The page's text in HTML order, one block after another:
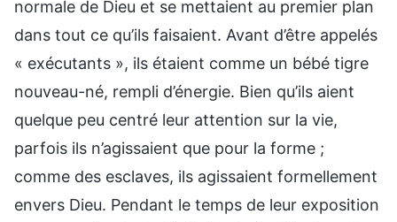
normale de Dieu et se mettaient au premier plan
dans tout ce qu’ils faisaient. Avant d’être appelés
« exécutants », ils étaient comme un bébé tigre
nouveau-né, rempli d’énergie. Bien qu’ils aient
quelque peu centré leur attention sur la vie,
parfois ils n’agissaient que pour la forme ;
comme des esclaves, ils agissaient formellement
envers Dieu. Pendant le temps de leur exposition